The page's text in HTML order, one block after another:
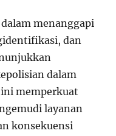
menanggapi
dan
dalam
memperkuat
layanan
konsekuensi